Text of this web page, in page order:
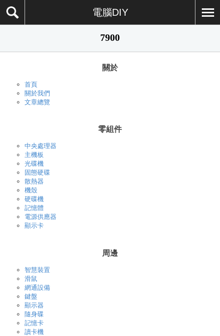
電腦DIY
7900
關於
首頁
關於我們
文章總覽
零組件
中央處理器
主機板
光碟機
固態硬碟
散熱器
機殼
硬碟機
記憶體
電源供應器
顯示卡
周邊
智慧裝置
滑鼠
網通設備
鍵盤
顯示器
隨身碟
記憶卡
讀卡機